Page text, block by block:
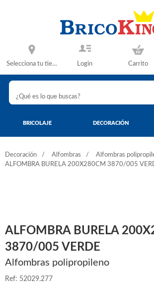
Selecciona tu tienda Login Carrito
BRICOLAJE DECORACIÓN
Decoración Alfombras
Alfombras
ALFOMBRA BURELA 200X280CM 3870/005
ALFOMBRA BURELA
3870/005 VERDE
Alfombras polipropileno
Ref: 52029.277